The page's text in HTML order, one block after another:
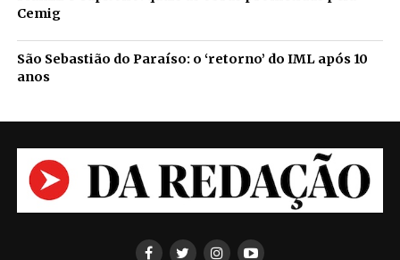
Cemig
São Sebastião do Paraíso: o ‘retorno’ do IML após 10
anos